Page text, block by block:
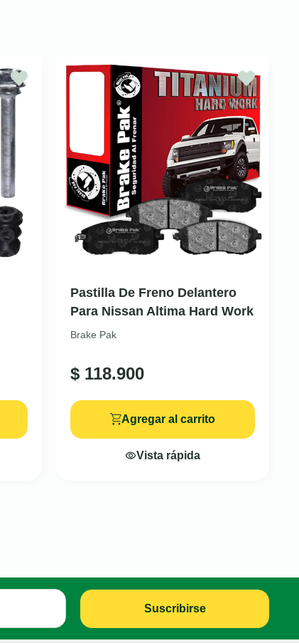
Pastilla De Freno Delantero
Para Nissan Altima Hard Work
Brake Pak
$ 118.900
Agregar al carrito
Vista rápida
Suscribirse